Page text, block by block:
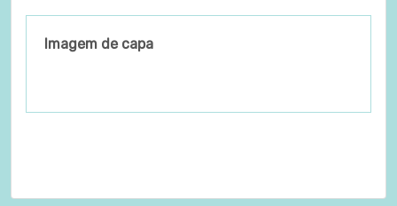
Imagem de capa